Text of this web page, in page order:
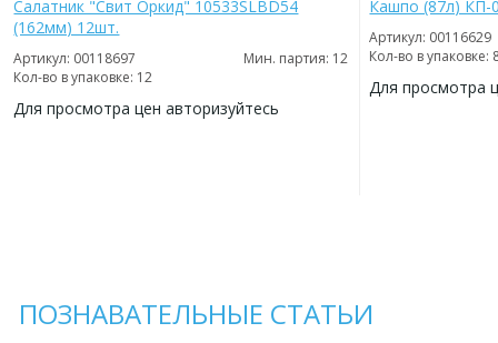
Салатник "Свит Оркид" 10533SLBD54
(162мм) 12шт.
Артикул: 00118697
Мин. партия: 12
Кол-во в упаковке: 12
Для просмотра цен авторизуйтесь
Кашпо (87л) КП-
Артикул: 00116629
Кол-во в упаковке:
Для просмотра
ПОЗНАВАТЕЛЬНЫЕ СТАТЬИ